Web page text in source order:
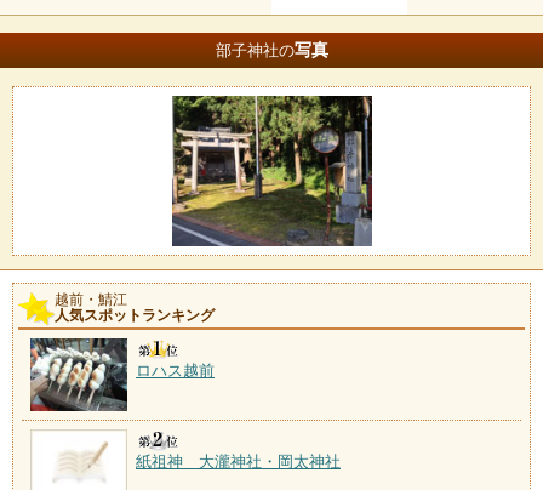
部子神社の写真
越前・鯖江
人気スポットランキング
ロハス越前
紙祖神 大瀧神社・岡太神社